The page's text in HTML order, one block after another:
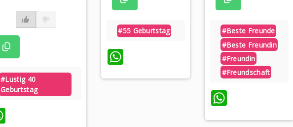
#lustig 40
Geburtstag
WhatsApp
#55 Geburtstag
WhatsApp
#beste Freunde
#beste Freundin
#freundin
#freundschaft
WhatsApp